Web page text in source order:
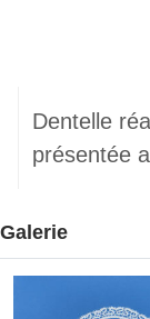
Dentelle
présentée
Galerie